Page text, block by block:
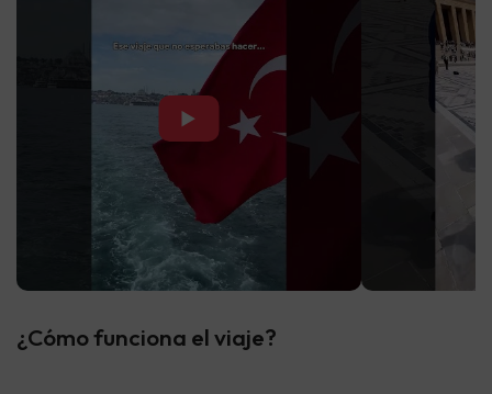
▶
¿Cómo funciona el viaje?